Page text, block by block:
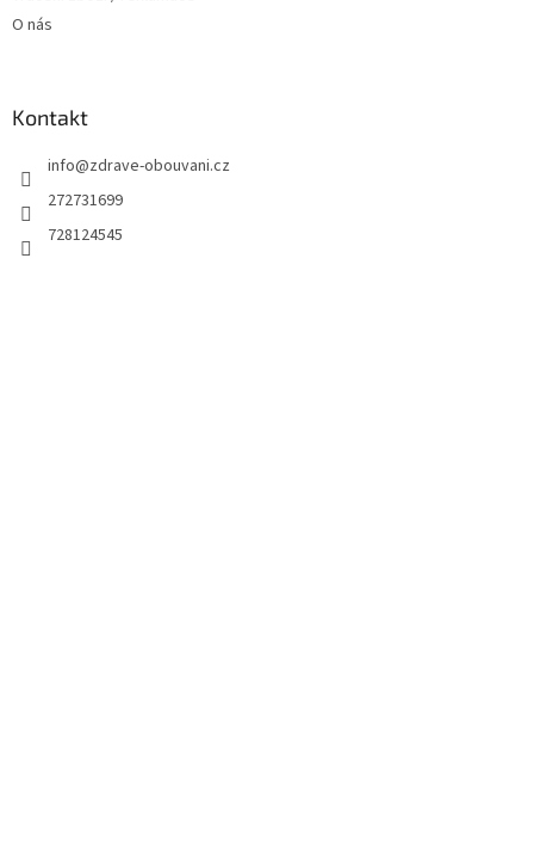
O nás
Kontakt
info@zdrave-obouvani.cz
272731699
728124545